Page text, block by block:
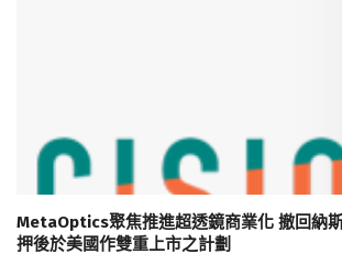
MetaOptics聚焦推進超透鏡商業化 撤回納
押後於美國作雙重上市之計劃